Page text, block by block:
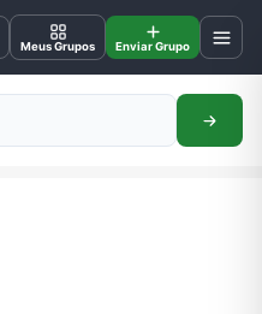
Meus Grupos Enviar Grupo